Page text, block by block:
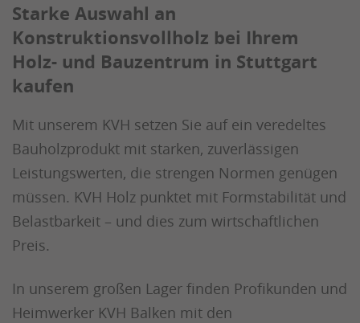
Starke Auswahl an
Konstruktionsvollholz bei Ihrem
Holz- und Bauzentrum in Stuttgart
kaufen
Mit unserem KVH setzen Sie auf ein veredeltes
Bauholzprodukt mit starken, zuverlässigen
Leistungswerten, die strengen Normen genügen
müssen. KVH Holz punktet mit Formstabilität und
Belastbarkeit – und dies zum wirtschaftlichen
Preis.
In unserem großen Lager finden Profikunden und
Heimwerker KVH Balken mit den